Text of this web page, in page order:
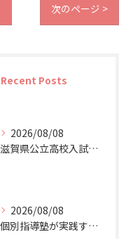
次のページ >
Recent Posts
2026/08/08
滋賀県公立高校入試の数学・英語｜夏に必ず押さえたい頻出単元
2026/08/08
個別指導塾が実践する「夏の弱点克服」アプローチと優先科目の考え方